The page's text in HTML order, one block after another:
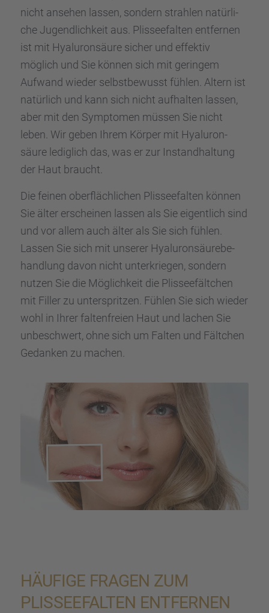
nicht ansehen lassen, sondern strah­len natür­li­
che Jugend­lich­keit aus. Plissee­fal­ten entfer­nen
ist mit Hyalu­ron­säure sicher und effek­tiv
möglich und Sie können sich mit gerin­gem
Aufwand wieder selbst­be­wusst fühlen. Altern ist
natür­lich und kann sich nicht aufhal­ten lassen,
aber mit den Sympto­men müssen Sie nicht
leben. Wir geben Ihrem Körper mit Hyalu­ron­
säure ledig­lich das, was er zur Instand­hal­tung
der Haut braucht.
Die feinen oberfläch­li­chen Plissee­fal­ten können
Sie älter erschei­nen lassen als Sie eigent­lich sind
und vor allem auch älter als Sie sich fühlen.
Lassen Sie sich mit unserer Hyalu­ron­säu­re­be­
hand­lung davon nicht unter­krie­gen, sondern
nutzen Sie die Möglich­keit die Plissee­fält­chen
mit Filler zu unter­sprit­zen. Fühlen Sie sich wieder
wohl in Ihrer falten­freien Haut und lachen Sie
unbeschwert, ohne sich um Falten und Fältchen
Gedan­ken zu machen.
HÄUFIGE FRAGEN ZUM
PLISSEE­FAL­TEN ENTFER­NEN